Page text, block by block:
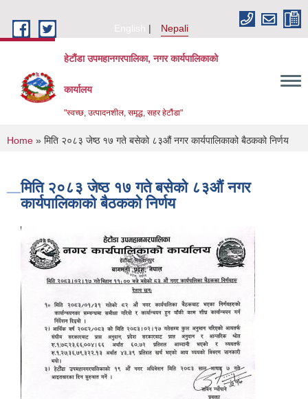
English
Nepali
हेटौंडा उपमहानगरपालिका, नगर कार्यपालिकाको
कार्यालय
"स्वच्छ, उत्पादनशील, समृद्ध, सहर हेटौंडा"
You are here
Home » मिति २०८३ जेष्ठ १७ गते बसेको ८३औं नगर कार्यपालिकाको बैठकको निर्णय
मिति २०८३ जेष्ठ १७ गते बसेको ८३औं नगर
कार्यपालिकाको बैठकको निर्णय